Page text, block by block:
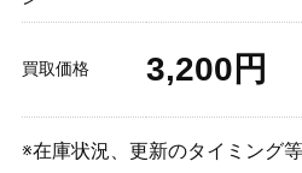
買取価格 3,200円
※在庫状況、更新のタイミング